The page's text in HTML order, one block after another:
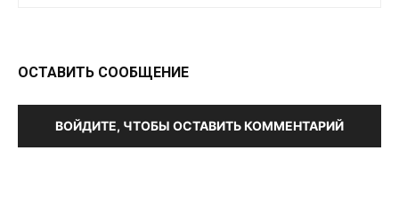
ОСТАВИТЬ СООБЩЕНИЕ
ВОЙДИТЕ, ЧТОБЫ ОСТАВИТЬ КОММЕНТАРИЙ